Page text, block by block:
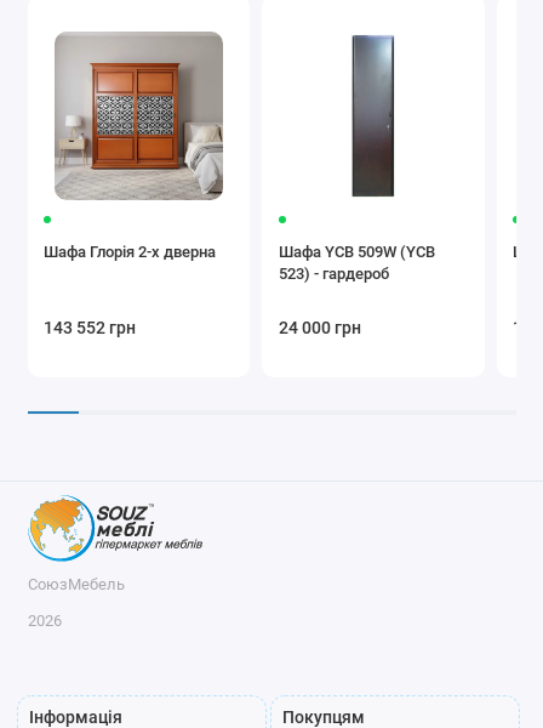
Шафа Глорія 2-х дверна
143 552 грн
Шафа YCB 509W (YCB
523) - гардероб
24 000 грн 19
СоюзМебель
2026
Інформація Покупцям